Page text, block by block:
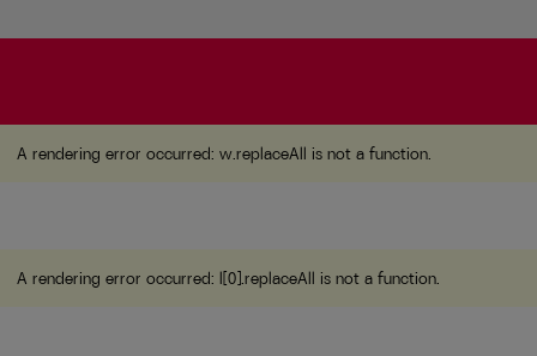
A rendering error occurred:w.replaceAll is not a function
A rendering error occurred: w.replaceAll is not a function.
A rendering error occurred: l[0].replaceAll is not a function.